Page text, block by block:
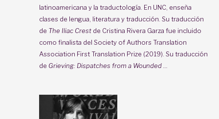
latinoamericana y la traductología. En UNC, enseña
clases de lengua, literatura y traducción. Su traducción
de The Iliac Crest de Cristina Rivera Garza fue incluido
como finalista del Society of Authors Translation
Association First Translation Prize (2019). Su traducción
de Grieving: Dispatches from a Wounded ...